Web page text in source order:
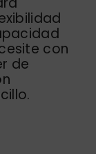
con
de